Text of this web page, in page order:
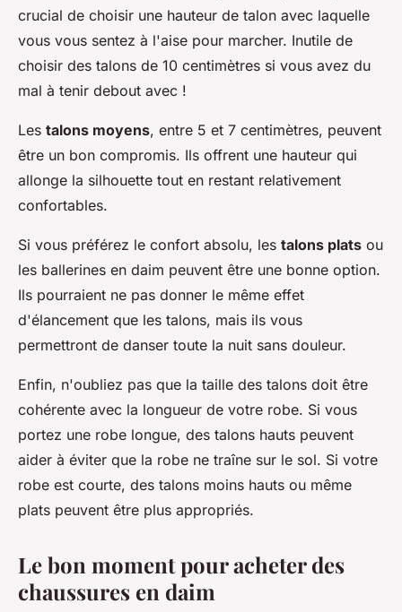
crucial de choisir une hauteur de talon avec laquelle
vous vous sentez à l'aise pour marcher. Inutile de
choisir des talons de 10 centimètres si vous avez du
mal à tenir debout avec !
Les talons moyens, entre 5 et 7 centimètres, peuvent
être un bon compromis. Ils offrent une hauteur qui
allonge la silhouette tout en restant relativement
confortables.
Si vous préférez le confort absolu, les talons plats ou
les ballerines en daim peuvent être une bonne option.
Ils pourraient ne pas donner le même effet
d'élancement que les talons, mais ils vous
permettront de danser toute la nuit sans douleur.
Enfin, n'oubliez pas que la taille des talons doit être
cohérente avec la longueur de votre robe. Si vous
portez une robe longue, des talons hauts peuvent
aider à éviter que la robe ne traîne sur le sol. Si votre
robe est courte, des talons moins hauts ou même
plats peuvent être plus appropriés.
Le bon moment pour acheter des
chaussures en daim